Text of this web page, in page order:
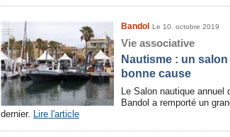
Bandol Le 10. octobre 2019
Vie associative
Nautisme : un
bonne cause
Le Salon nautique annuel
Bandol a remporté un
dernier. Lire l'article